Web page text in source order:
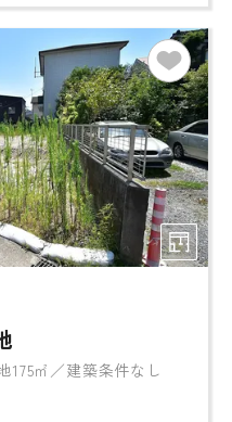
175㎡／建築条件なし